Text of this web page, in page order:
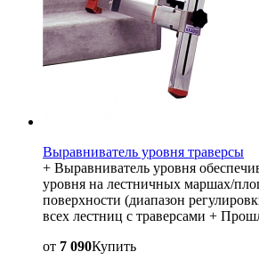
Выравниватель уровня траверсы
+ Выравниватель уровня
уровня на лестничных маршах/
поверхности (диапазон
всех лестниц с траверсами +
от 7 090Купить